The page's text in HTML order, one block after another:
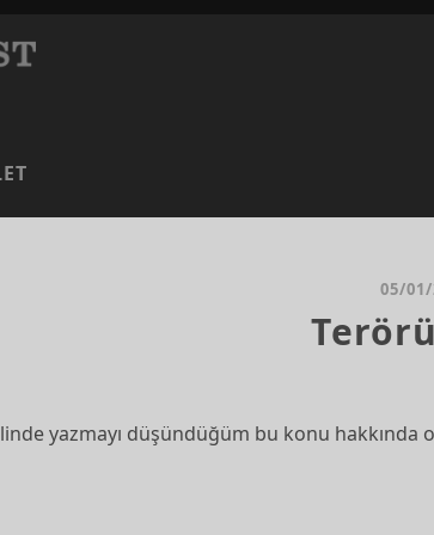
05/
yazmayı düşündüğüm bu konu